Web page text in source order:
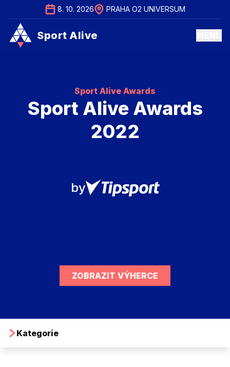
8. 10. 2026 PRAHA O2 UNIVERSUM
Sport Alive
Sport Alive Awards
Sport Alive Awards
2022
by
ZOBRAZIT VÝHERCE
Sport Alive MENU
Kategorie